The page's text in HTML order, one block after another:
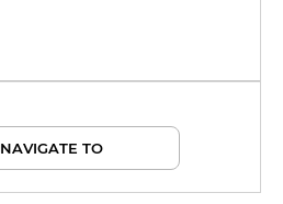
NAVIGATE TO